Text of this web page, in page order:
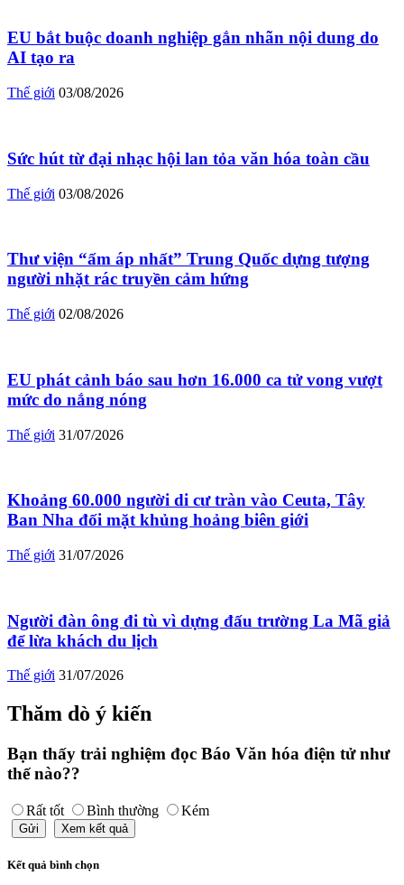
EU bắt buộc doanh nghiệp gắn nhãn nội dung do
AI tạo ra
Thế giới 03/08/2026
Sức hút từ đại nhạc hội lan tỏa văn hóa toàn cầu
Thế giới 03/08/2026
Thư viện “ấm áp nhất” Trung Quốc dựng tượng
người nhặt rác truyền cảm hứng
Thế giới 02/08/2026
EU phát cảnh báo sau hơn 16.000 ca tử vong vượt
mức do nắng nóng
Thế giới 31/07/2026
Khoảng 60.000 người di cư tràn vào Ceuta, Tây
Ban Nha đối mặt khủng hoảng biên giới
Thế giới 31/07/2026
Người đàn ông đi tù vì dựng đấu trường La Mã giả
để lừa khách du lịch
Thế giới 31/07/2026
Thăm dò ý kiến
Bạn thấy trải nghiệm đọc Báo Văn hóa điện tử như
thế nào??
Rất tốt Bình thường Kém
Gửi Xem kết quả
Kết quả bình chọn